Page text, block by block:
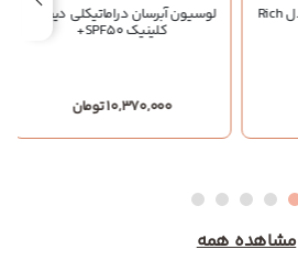
کرم آبرسان قوی ام کیو مدل Rich لوسیون آبرسان دراماتیکلی دیفرنت
کلینیک SPF50+
10,370,000 تومان
مشاهده همه